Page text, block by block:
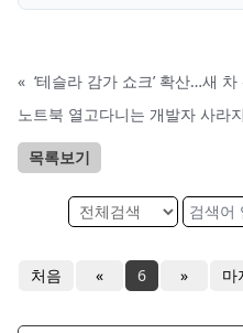
« ‘테슬라 감가 쇼크’ 확산…새
목록보기
처음 « 6 » 마